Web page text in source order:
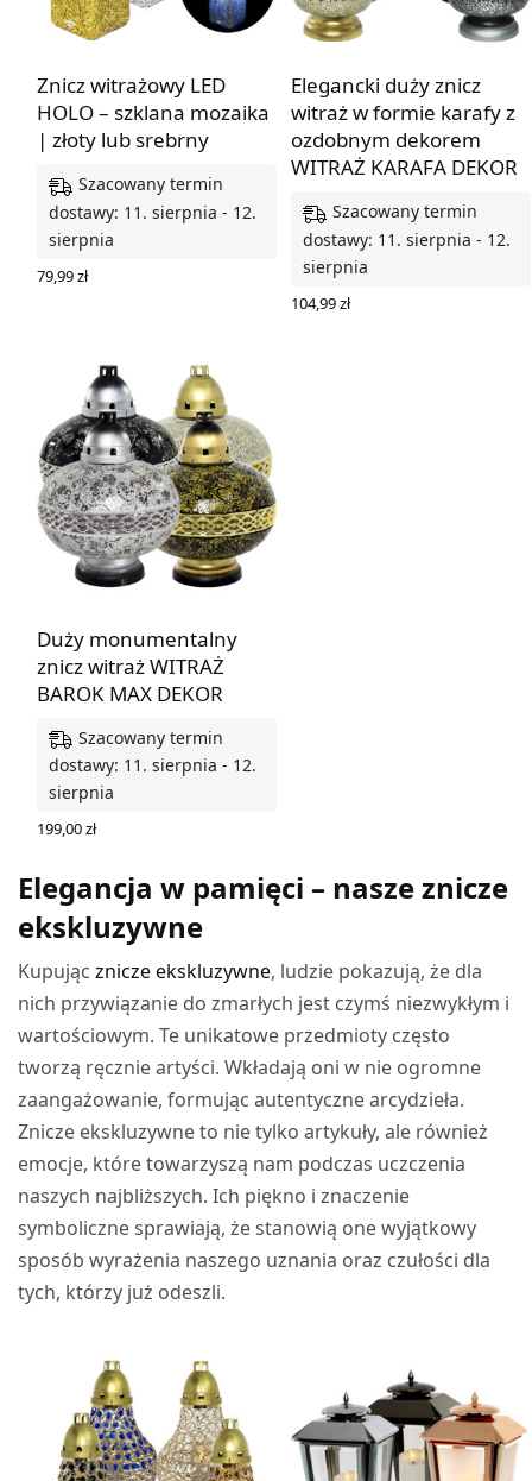
Znicz witrażowy LED
HOLO – szklana mozaika
| złoty lub srebrny
Szacowany termin
dostawy: 11. sierpnia - 12.
sierpnia
79,99zł
Elegancki duży znicz
witraż w formie karafy z
ozdobnym dekorem
WITRAŻ KARAFA DEKOR
Szacowany termin
dostawy: 11. sierpnia - 12.
sierpnia
104,99zł
Duży monumentalny
znicz witraż WITRAŻ
BAROK MAX DEKOR
Szacowany termin
dostawy: 11. sierpnia - 12.
sierpnia
199,00zł
Elegancja w pamięci – nasze znicze
ekskluzywne
Kupującznicze ekskluzywne, ludzie pokazują, że dla
nich przywiązanie do zmarłych jest czymś niezwykłym i
wartościowym. Te unikatowe przedmioty często
tworzą ręcznie artyści. Wkładają oni w nie ogromne
zaangażowanie, formując autentyczne arcydzieła.
Znicze ekskluzywne to nie tylko artykuły, ale również
emocje, które towarzyszą nam podczas uczczenia
naszych najbliższych. Ich piękno i znaczenie
symboliczne sprawiają, że stanowią one wyjątkowy
sposób wyrażenia naszego uznania oraz czułości dla
tych, którzy już odeszli.